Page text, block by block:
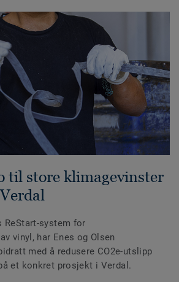
til store klimagevinster
ReStart-system for
vinyl, har Enes og Olsen
med å redusere CO2e-utslipp
et konkret prosjekt i Verdal.